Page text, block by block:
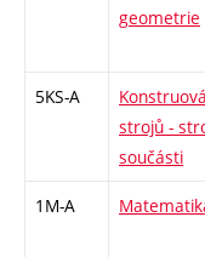
geometrie
5KS-A
strojů -
součásti
1M-A